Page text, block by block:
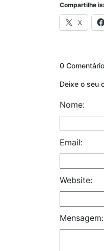
Compartilhe
X
0
Deixe o seu
Nome:
Email:
Website:
Mensagem: